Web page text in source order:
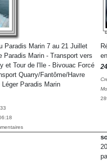
Paradis Marin 7 au 21 Juillet
Paradis Marin - Transport vers
et Tour de l'Ile - Bivouac Forcé
Quarry/Fantôme/Havre
Paradis Marin